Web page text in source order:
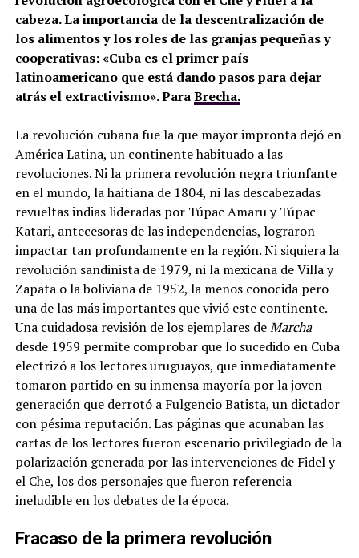
cabeza. La importancia de la descentralización de
los alimentos y los roles de las granjas pequeñas y
cooperativas: «Cuba es el primer país
latinoamericano que está dando pasos para dejar
atrás el extractivismo». ParaBrecha.
La revolución cubana fue la que mayor impronta dejó en
América Latina, un continente habituado a las
revoluciones. Ni la primera revolución negra triunfante
en el mundo, la haitiana de 1804, ni las descabezadas
revueltas indias lideradas por Túpac Amaru y Túpac
Katari, antecesoras de las independencias, lograron
impactar tan profundamente en la región. Ni siquiera la
revolución sandinista de 1979, ni la mexicana de Villa y
Zapata o la boliviana de 1952, la menos conocida pero
una de las más importantes que vivió este continente.
Una cuidadosa revisión de los ejemplares deMarcha
desde 1959 permite comprobar que lo sucedido en Cuba
electrizó a los lectores uruguayos, que inmediatamente
tomaron partido en su inmensa mayoría por la joven
generación que derrotó a Fulgencio Batista, un dictador
con pésima reputación. Las páginas que acunaban las
cartas de los lectores fueron escenario privilegiado de la
polarización generada por las intervenciones de Fidel y
el Che, los dos personajes que fueron referencia
ineludible en los debates de la época.
Fracaso de la primera revolución